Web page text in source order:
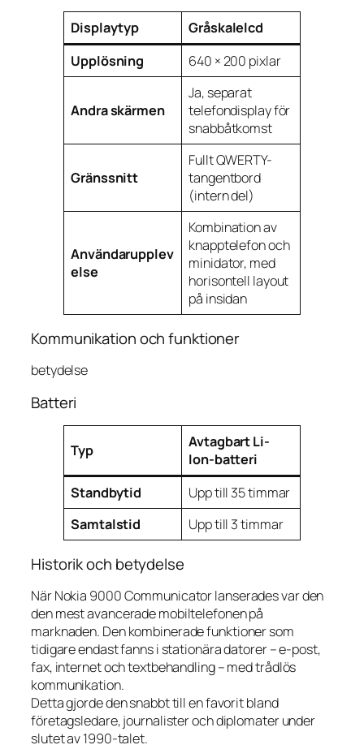
Displaytyp
Gråskalelcd
Upplösning
640 × 200 pixlar
Andra skärmen
Ja, separat
telefondisplay för
snabbåtkomst
Gränssnitt
Fullt QWERTY-
tangentbord
(intern del)
Användarupplev
else
Kombination av
knapptelefon och
minidator, med
horisontell layout
på insidan
Kommunikation och funktioner
betydelse
Batteri
Typ
Avtagbart Li-
Ion-batteri
Standbytid
Upp till 35 timmar
Samtalstid
Upp till 3 timmar
Historik och betydelse
När Nokia 9000 Communicator lanserades var den
den mest avancerade mobiltelefonen på
marknaden. Den kombinerade funktioner som
tidigare endast fanns i stationära datorer – e-post,
fax, internet och textbehandling – med trådlös
kommunikation.
Detta gjorde den snabbt till en favorit bland
företagsledare, journalister och diplomater under
slutet av 1990-talet.